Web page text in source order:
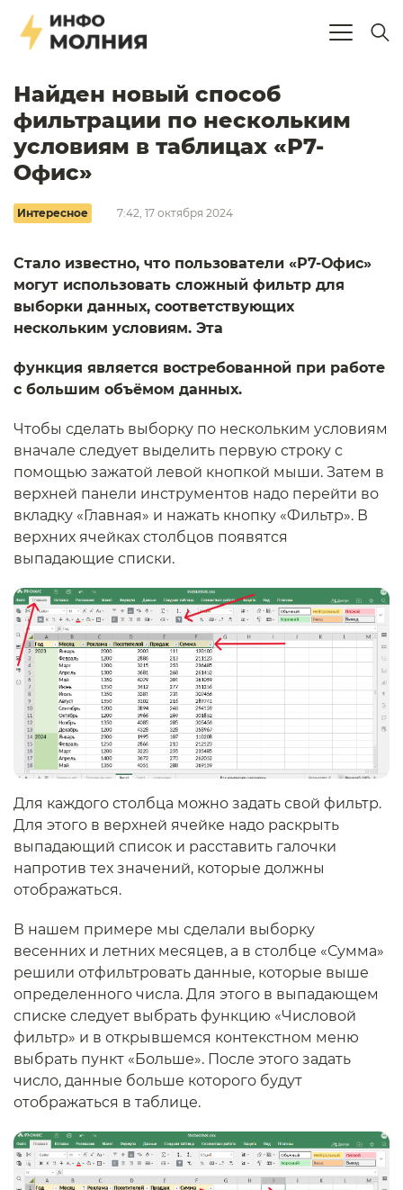
Найден новый способ
фильтрации по нескольким
условиям в таблицах «Р7-
Офис»
Интересное 7:42, 17 октября 2024
Стало известно, что пользователи «Р7-Офис»
могут использовать сложный фильтр для
выборки данных, соответствующих
нескольким условиям. Эта
функция является востребованной при работе
с большим объёмом данных.
Чтобы сделать выборку по нескольким условиям
вначале следует выделить первую строку с
помощью зажатой левой кнопкой мыши. Затем в
верхней панели инструментов надо перейти во
вкладку «Главная» и нажать кнопку «Фильтр». В
верхних ячейках столбцов появятся
выпадающие списки.
Для каждого столбца можно задать свой фильтр.
Для этого в верхней ячейке надо раскрыть
выпадающий список и расставить галочки
напротив тех значений, которые должны
отображаться.
В нашем примере мы сделали выборку
весенних и летних месяцев, а в столбце «Сумма»
решили отфильтровать данные, которые выше
определенного числа. Для этого в выпадающем
списке следует выбрать функцию «Числовой
фильтр» и в открывшемся контекстном меню
выбрать пункт «Больше». После этого задать
число, данные больше которого будут
отображаться в таблице.